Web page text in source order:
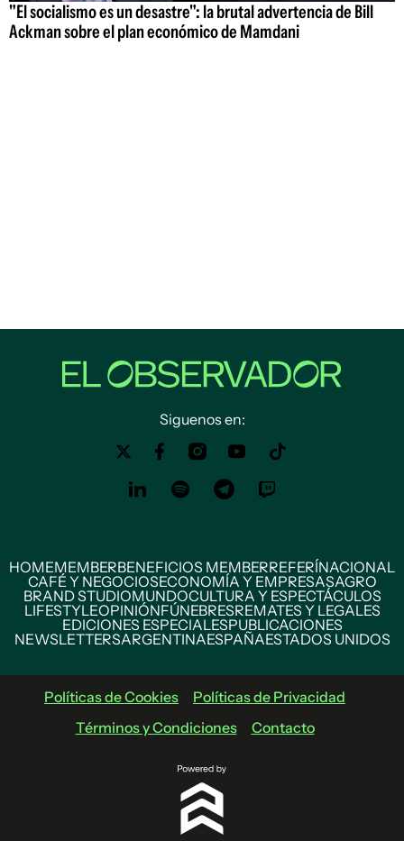
"El socialismo es un desastre": la brutal advertencia de Bill
Ackman sobre el plan económico de Mamdani
Siguenos en:
HOMEMEMBERBENEFICIOS MEMBERREFERÍNACIONAL
CAFÉ Y NEGOCIOSECONOMÍA Y EMPRESASAGRO
BRAND STUDIOMUNDOCULTURA Y ESPECTÁCULOS
LIFESTYLEOPINIÓNFÚNEBRESREMATES Y LEGALES
EDICIONES ESPECIALESPUBLICACIONES
NEWSLETTERSARGENTINAESPAÑAESTADOS UNIDOS
Políticas de Cookies
Políticas de Privacidad
Términos y Condiciones
Contacto